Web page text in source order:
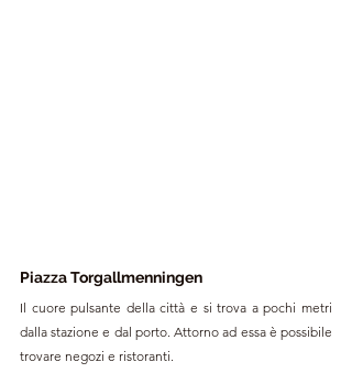
Piazza Torgallmenningen
Il cuore pulsante della città e si trova a pochi metri
dalla stazione e dal porto. Attorno ad essa è possibile
trovare negozi e ristoranti.